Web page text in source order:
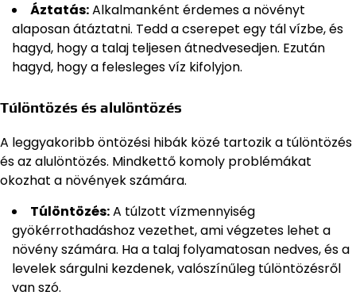
Áztatás:Alkalmanként érdemes a növényt
alaposan átáztatni. Tedd a cserepet egy tál vízbe, és
hagyd, hogy a talaj teljesen átnedvesedjen. Ezután
hagyd, hogy a felesleges víz kifolyjon.
Túlöntözés és alulöntözés
A leggyakoribb öntözési hibák közé tartozik a túlöntözés
és az alulöntözés. Mindkettő komoly problémákat
okozhat a növények számára.
Túlöntözés:A túlzott vízmennyiség
gyökérrothadáshoz vezethet, ami végzetes lehet a
növény számára. Ha a talaj folyamatosan nedves, és a
levelek sárgulni kezdenek, valószínűleg túlöntözésről
van szó.